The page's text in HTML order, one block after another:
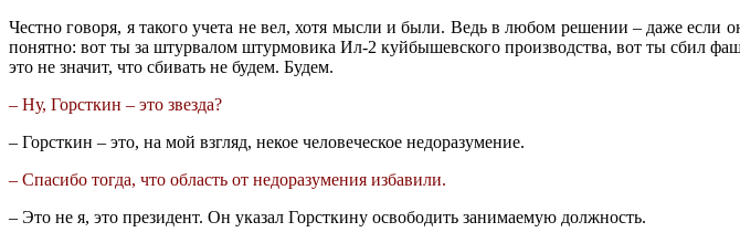
Честно говоря, я такого учета не вел, хотя мысли и были. Ведь в любом решении – даже
понятно: вот ты за штурвалом штурмовика Ил-2 куйбышевского производства, вот ты сбил
это не значит, что сбивать не будем. Будем.
– Ну, Горсткин – это звезда?
– Горсткин – это, на мой взгляд, некое человеческое недоразумение.
– Спасибо тогда, что область от недоразумения избавили.
– Это не я, это президент. Он указал Горсткину освободить занимаемую должность.